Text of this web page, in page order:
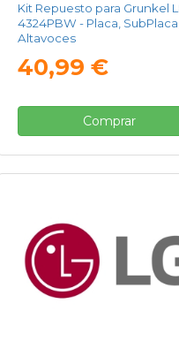
Kit Repuesto para Grunkel
4324PBW - Placa,
Altavoces
40,99 €
Comprar